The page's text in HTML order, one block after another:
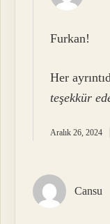
Furkan!
Her
teşekkür
Aralık 26, 2024
Cansu